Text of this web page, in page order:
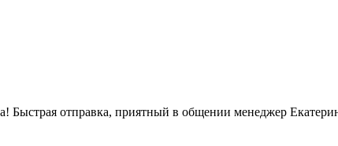
Быстрая отправка, приятный в общении менеджер